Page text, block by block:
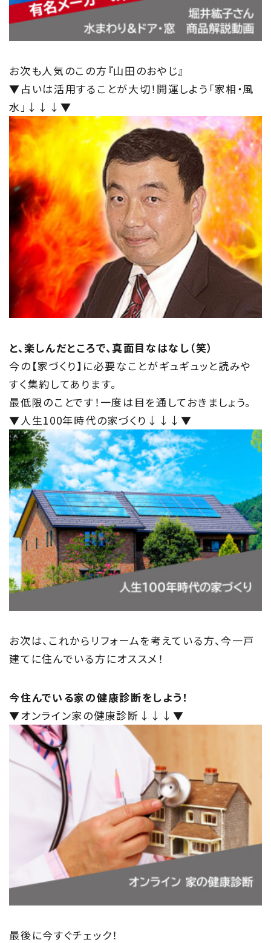
お次も人気のこの方『山田のおやじ』
▼占いは活用することが大切！開運しよう「家相・風
水」↓↓↓▼
と、楽しんだところで、真面目なはなし（笑）
今の【家づくり】に必要なことがギュギュッと読みや
すく集約してあります。
最低限のことです！一度は目を通しておきましょう。
▼人生100年時代の家づくり↓↓↓▼
お次は、これからリフォームを考えている方、今一戸
建てに住んでいる方にオススメ！
今住んでいる家の健康診断をしよう！
▼オンライン家の健康診断↓↓↓▼
最後に今すぐチェック！